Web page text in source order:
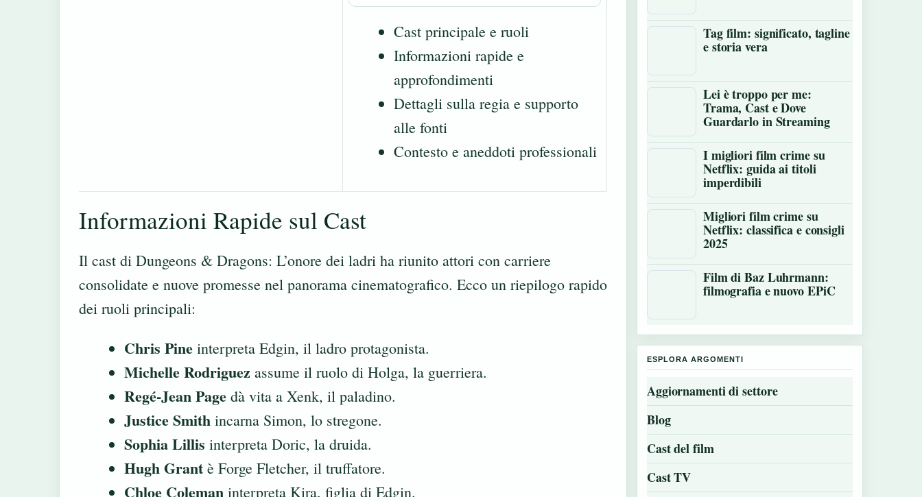
Cast principale e ruoli
Informazioni rapide e
approfondimenti
Dettagli sulla regia e supporto
alle fonti
Contesto e aneddoti professionali
Informazioni Rapide sul Cast
Il cast di Dungeons & Dragons: L’onore dei ladri ha riunito attori con carriere
consolidate e nuove promesse nel panorama cinematografico. Ecco un riepilogo rapido
dei ruoli principali:
Chris Pine interpreta Edgin, il ladro protagonista.
Michelle Rodriguez assume il ruolo di Holga, la guerriera.
Regé-Jean Page dà vita a Xenk, il paladino.
Justice Smith incarna Simon, lo stregone.
Sophia Lillis interpreta Doric, la druida.
Hugh Grant è Forge Fletcher, il truffatore.
Chloe Coleman interpreta Kira, figlia di Edgin.
Tag film: significato, tagline
e storia vera
Lei è troppo per me:
Trama, Cast e Dove
Guardarlo in Streaming
I migliori film crime su
Netflix: guida ai titoli
imperdibili
Migliori film crime su
Netflix: classifica e consigli
2025
Film di Baz Luhrmann:
filmografia e nuovo EPiC
ESPLORA ARGOMENTI
Aggiornamenti di settore
Blog
Cast del film
Cast TV